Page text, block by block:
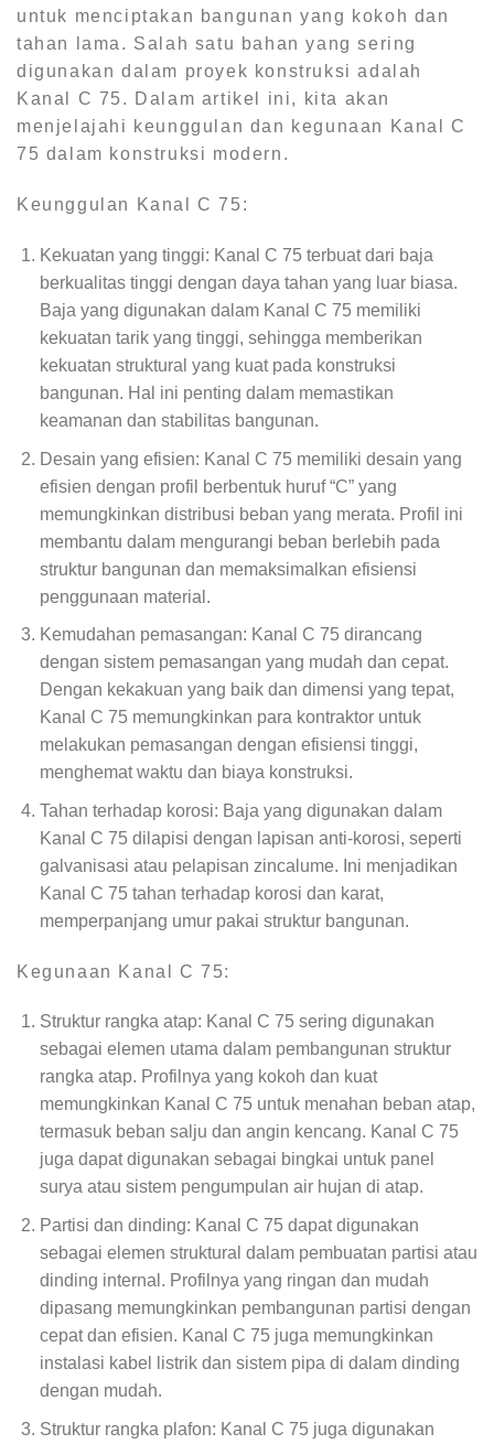
untuk menciptakan bangunan yang kokoh dan
tahan lama. Salah satu bahan yang sering
digunakan dalam proyek konstruksi adalah
Kanal C 75. Dalam artikel ini, kita akan
menjelajahi keunggulan dan kegunaan Kanal C
75 dalam konstruksi modern.
Keunggulan Kanal C 75:
Kekuatan yang tinggi: Kanal C 75 terbuat dari baja
berkualitas tinggi dengan daya tahan yang luar biasa.
Baja yang digunakan dalam Kanal C 75 memiliki
kekuatan tarik yang tinggi, sehingga memberikan
kekuatan struktural yang kuat pada konstruksi
bangunan. Hal ini penting dalam memastikan
keamanan dan stabilitas bangunan.
Desain yang efisien: Kanal C 75 memiliki desain yang
efisien dengan profil berbentuk huruf “C” yang
memungkinkan distribusi beban yang merata. Profil ini
membantu dalam mengurangi beban berlebih pada
struktur bangunan dan memaksimalkan efisiensi
penggunaan material.
Kemudahan pemasangan: Kanal C 75 dirancang
dengan sistem pemasangan yang mudah dan cepat.
Dengan kekakuan yang baik dan dimensi yang tepat,
Kanal C 75 memungkinkan para kontraktor untuk
melakukan pemasangan dengan efisiensi tinggi,
menghemat waktu dan biaya konstruksi.
Tahan terhadap korosi: Baja yang digunakan dalam
Kanal C 75 dilapisi dengan lapisan anti-korosi, seperti
galvanisasi atau pelapisan zincalume. Ini menjadikan
Kanal C 75 tahan terhadap korosi dan karat,
memperpanjang umur pakai struktur bangunan.
Kegunaan Kanal C 75:
Struktur rangka atap: Kanal C 75 sering digunakan
sebagai elemen utama dalam pembangunan struktur
rangka atap. Profilnya yang kokoh dan kuat
memungkinkan Kanal C 75 untuk menahan beban atap,
termasuk beban salju dan angin kencang. Kanal C 75
juga dapat digunakan sebagai bingkai untuk panel
surya atau sistem pengumpulan air hujan di atap.
Partisi dan dinding: Kanal C 75 dapat digunakan
sebagai elemen struktural dalam pembuatan partisi atau
dinding internal. Profilnya yang ringan dan mudah
dipasang memungkinkan pembangunan partisi dengan
cepat dan efisien. Kanal C 75 juga memungkinkan
instalasi kabel listrik dan sistem pipa di dalam dinding
dengan mudah.
Struktur rangka plafon: Kanal C 75 juga digunakan